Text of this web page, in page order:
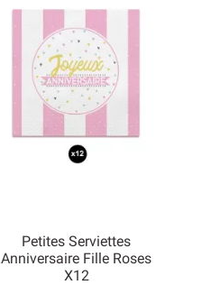
Petites Serviettes
Anniversaire Fille Roses
X12